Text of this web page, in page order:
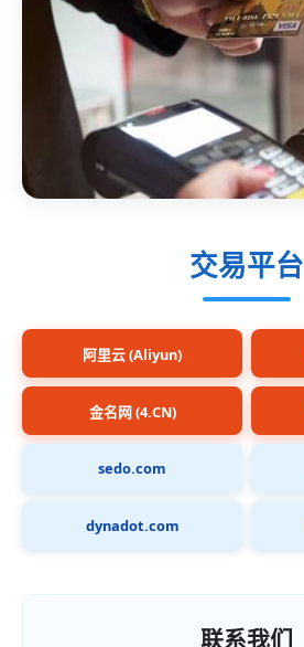
交易平台
阿里云 (Aliyun)
金名网 (4.CN)
sedo.com
dynadot.com
联系我们